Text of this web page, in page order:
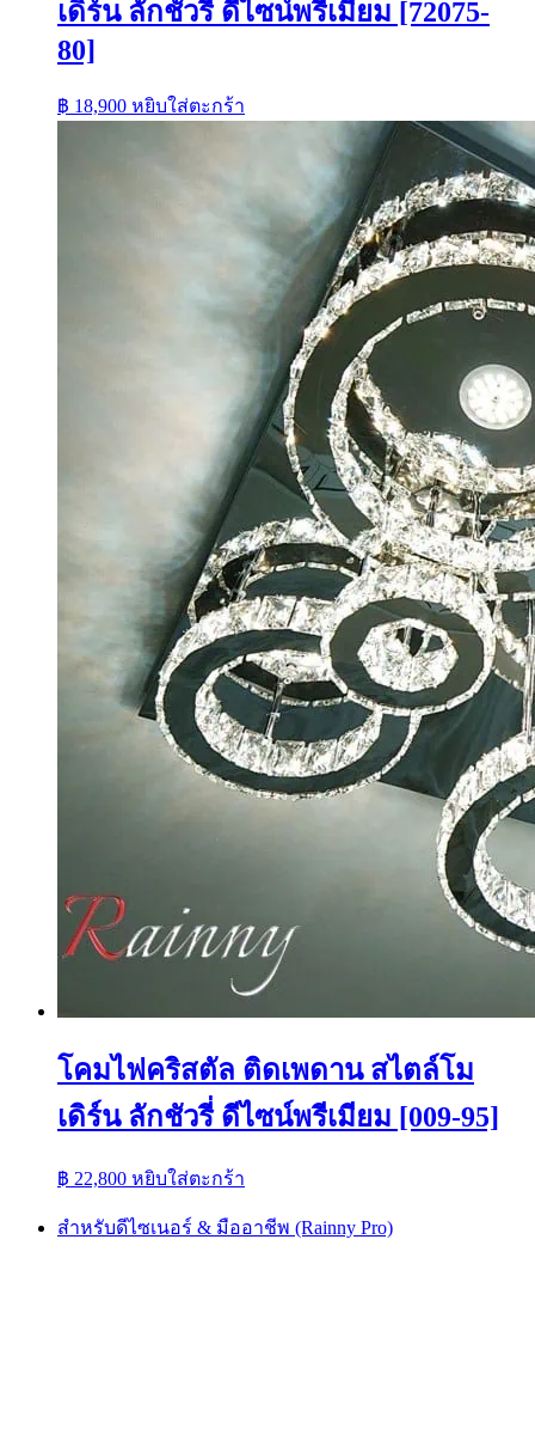
เดิร์น ลักชัวรี่ ดีไซน์พรีเมียม [72075-
80]
฿ 18,900 หยิบใส่ตะกร้า
โคมไฟคริสตัล ติดเพดาน สไตล์โม
เดิร์น ลักชัวรี่ ดีไซน์พรีเมียม [009-95]
฿ 22,800 หยิบใส่ตะกร้า
สำหรับดีไซเนอร์ & มืออาชีพ (Rainny Pro)